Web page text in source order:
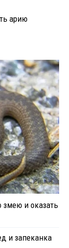
арию
змею и оказать
и запеканка